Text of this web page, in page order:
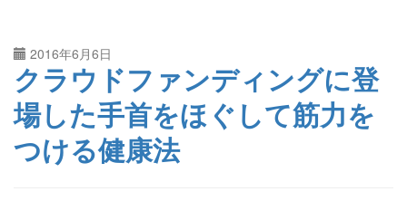
2016年6月6日
クラウドファンディングに登
場した手首をほぐして筋力を
つける健康法